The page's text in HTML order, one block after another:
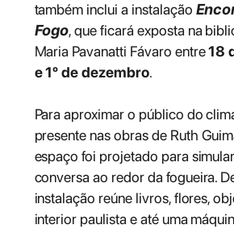
também inclui a instalação
Fogo, que ficará exposta na
Maria Pavanatti Fávaro entre18
e 1º de dezembro.
Para aproximar o público do
presente nas obras de Ruth
espaço foi projetado para
conversa ao redor da fogueira.
instalação reúne livros, flores,
interior paulista e até uma